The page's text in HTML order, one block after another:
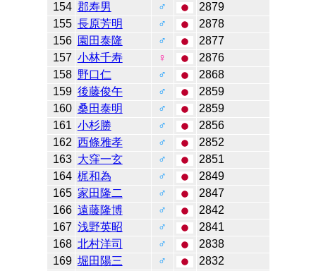
154 郡寿男 ♂
2879
155 長原芳明 ♂
2878
156 園田泰隆 ♂
2877
157 小林千寿 ♀
2876
158 野口仁 ♂
2868
159 後藤俊午 ♂
2859
160 桑田泰明 ♂
2859
161 小杉勝 ♂
2856
162 西條雅孝 ♂
2852
163 大窪一玄 ♂
2851
164 梶和為 ♂
2849
165 家田隆二 ♂
2847
166 遠藤隆博 ♂
2842
167 浅野英昭 ♂
2841
168 北村洋司 ♂
2838
169 堀田陽三 ♂
2832